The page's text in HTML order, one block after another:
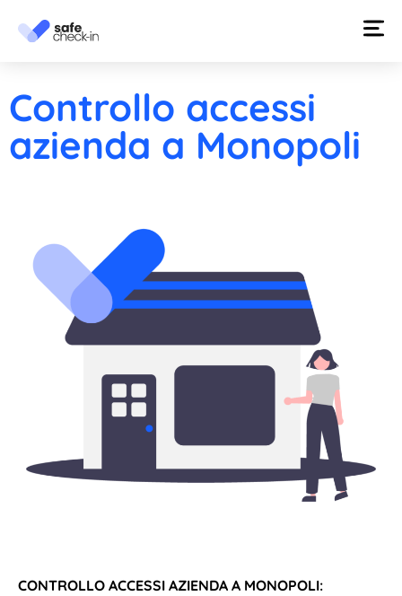
Controllo accessi
azienda a Monopoli
CONTROLLO ACCESSI AZIENDA A MONOPOLI: